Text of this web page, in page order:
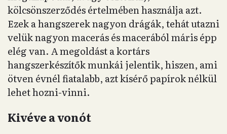
kölcsönszerződés értelmében használja azt.
Ezek a hangszerek nagyon drágák, tehát utazni
velük nagyon macerás és macerából máris épp
elég van. A megoldást a kortárs
hangszerkészítők munkái jelentik, hiszen, ami
ötven évnél fiatalabb, azt kísérő papírok nélkül
lehet hozni-vinni.
Kivéve a vonót